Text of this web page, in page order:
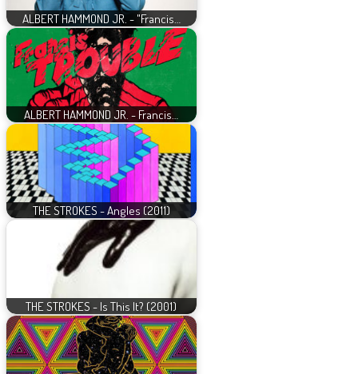
ALBERT HAMMOND JR. - "Francis…
ALBERT HAMMOND JR. - Francis…
THE STROKES - Angles (2011)
THE STROKES - Is This It? (2001)